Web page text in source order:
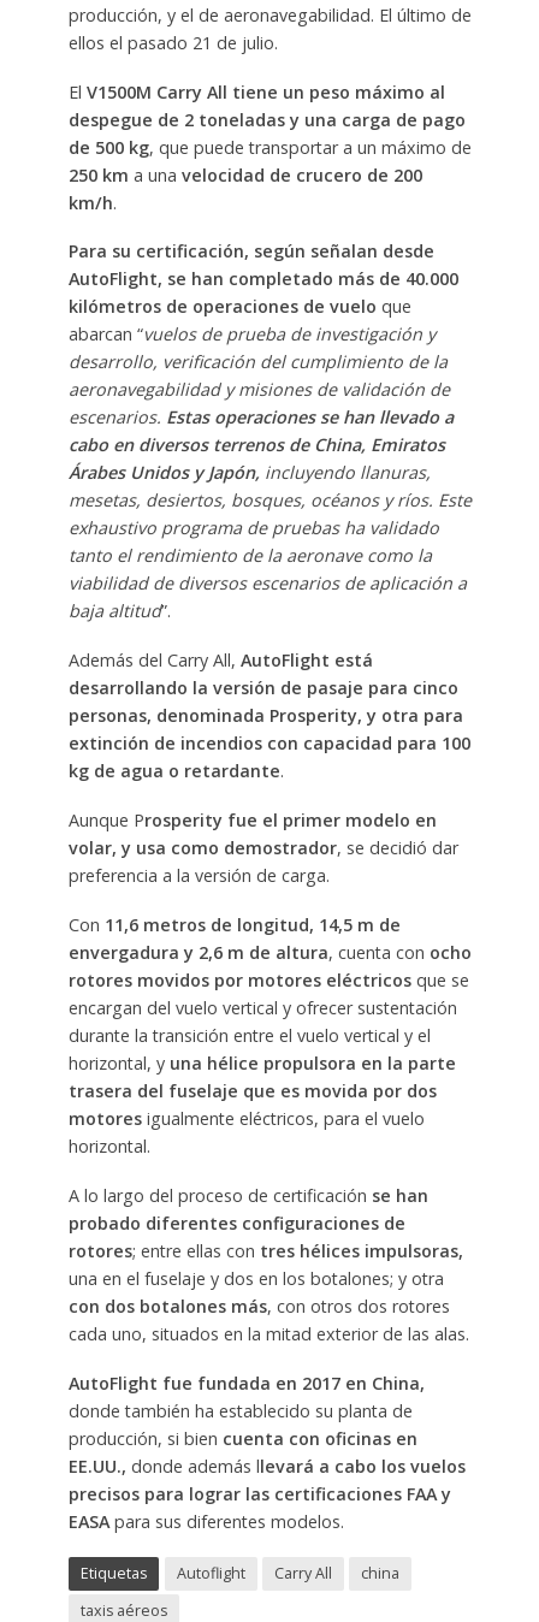
producción, y el de aeronavegabilidad. El último de
ellos el pasado 21 de julio.
El V1500M Carry All tiene un peso máximo al
despegue de 2 toneladas y una carga de pago
de 500 kg, que puede transportar a un máximo de
250 km a una velocidad de crucero de 200
km/h.
Para su certificación, según señalan desde
AutoFlight, se han completado más de 40.000
kilómetros de operaciones de vuelo que
abarcan “vuelos de prueba de investigación y
desarrollo, verificación del cumplimiento de la
aeronavegabilidad y misiones de validación de
escenarios. Estas operaciones se han llevado a
cabo en diversos terrenos de China, Emiratos
Árabes Unidos y Japón, incluyendo llanuras,
mesetas, desiertos, bosques, océanos y ríos. Este
exhaustivo programa de pruebas ha validado
tanto el rendimiento de la aeronave como la
viabilidad de diversos escenarios de aplicación a
baja altitud”.
Además del Carry All, AutoFlight está
desarrollando la versión de pasaje para cinco
personas, denominada Prosperity, y otra para
extinción de incendios con capacidad para 100
kg de agua o retardante.
Aunque Prosperity fue el primer modelo en
volar, y usa como demostrador, se decidió dar
preferencia a la versión de carga.
Con 11,6 metros de longitud, 14,5 m de
envergadura y 2,6 m de altura, cuenta con ocho
rotores movidos por motores eléctricosque se
encargan del vuelo vertical y ofrecer sustentación
durante la transición entre el vuelo vertical y el
horizontal, y una hélice propulsora en la parte
trasera del fuselaje que es movida por dos
motoresigualmente eléctricos, para el vuelo
horizontal.
A lo largo del proceso de certificación se han
probado diferentes configuraciones de
rotores; entre ellas con tres hélices impulsoras,
una en el fuselaje y dos en los botalones; y otra
con dos botalones más, con otros dos rotores
cada uno, situados en la mitad exterior de las alas.
AutoFlight fue fundada en 2017 en China,
donde también ha establecido su planta de
producción, si bien cuenta con oficinas en
EE.UU., donde además llevará a cabo los vuelos
precisos para lograr las certificaciones FAA y
EASApara sus diferentes modelos.
Etiquetas Autoflight Carry All
china
taxis aéreos